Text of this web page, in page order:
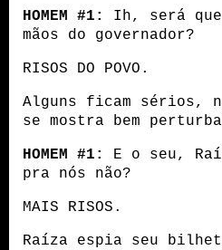
HOMEM #1:
Ih, será
mãos do governador?
RISOS DO POVO.
Alguns ficam sérios,
se mostra bem
HOMEM #1:
E o seu,
pra nós não?
MAIS RISOS.
Raíza espia seu